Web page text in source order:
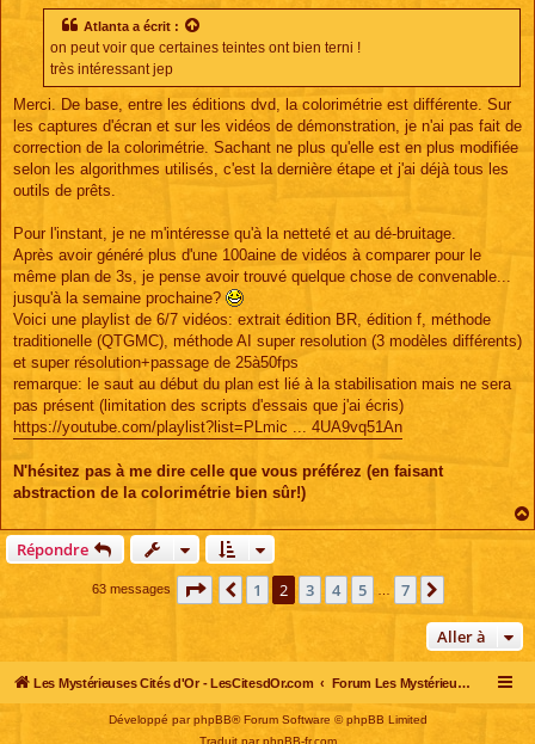
Atlanta a écrit :
on peut voir que certaines teintes ont bien terni !
très intéressant jep
Merci. De base, entre les éditions dvd, la colorimétrie est différente. Sur
les captures d'écran et sur les vidéos de démonstration, je n'ai pas fait de
correction de la colorimétrie. Sachant ne plus qu'elle est en plus modifiée
selon les algorithmes utilisés, c'est la dernière étape et j'ai déjà tous les
outils de prêts.
Pour l'instant, je ne m'intéresse qu'à la netteté et au dé-bruitage.
Après avoir généré plus d'une 100aine de vidéos à comparer pour le
même plan de 3s, je pense avoir trouvé quelque chose de convenable...
jusqu'à la semaine prochaine?
Voici une playlist de 6/7 vidéos: extrait édition BR, édition f, méthode
traditionelle (QTGMC), méthode AI super resolution (3 modèles différents)
et super résolution+passage de 25à50fps
remarque: le saut au début du plan est lié à la stabilisation mais ne sera
pas présent (limitation des scripts d'essais que j'ai écris)
https://youtube.com/playlist?list=PLmic ... 4UA9vq51An
N'hésitez pas à me dire celle que vous préférez (en faisant
abstraction de la colorimétrie bien sûr!)
Répondre
63 messages Page sur7
Précédente
1 2 3 4 5 7
Aller à
Les Mystérieuses Cités d'Or - LesCitesdOr.com Forum Les Mystérieuses Cités d'Or
Développé parphpBB® Forum Software © phpBB Limited
Traduit parphpBB-fr.com